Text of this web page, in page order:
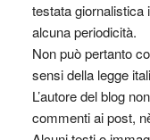
testata giornalistica
alcuna periodicità.
Non può pertanto
sensi della legge
L’autore del blog
commenti ai post,